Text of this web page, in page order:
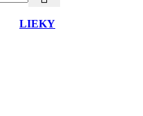
LIEKY